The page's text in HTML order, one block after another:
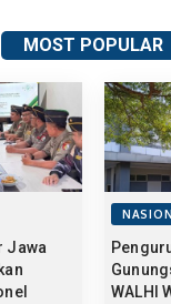
MOST POPULAR
Jawa
WALHI